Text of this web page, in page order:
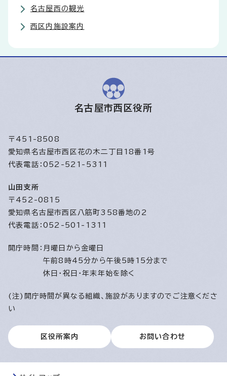
名古屋西の観光
西区内施設案内
名古屋市西区役所
〒451-8508
愛知県名古屋市西区花の木二丁目18番1号
代表電話：052-521-5311
山田支所
〒452-0815
愛知県名古屋市西区八筋町358番地の2
代表電話：052-501-1311
開庁時間： 月曜日から金曜日
午前8時45分から午後5時15分まで
休日・祝日・年末年始を除く
(注)開庁時間が異なる組織、施設がありますのでご注意くださ
い
区役所案内 お問い合わせ